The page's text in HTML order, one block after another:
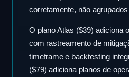
corretamente, não
O plano Atlas ($39) adiciona
com rastreamento de
timeframe e backtesting
($79) adiciona planos de